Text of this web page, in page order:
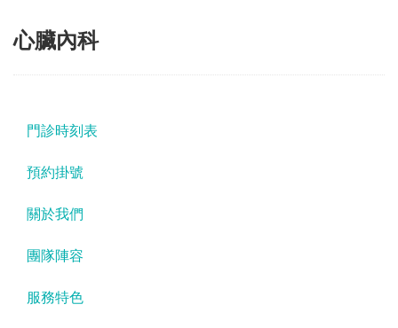
心臟內科
門診時刻表
預約掛號
關於我們
團隊陣容
服務特色